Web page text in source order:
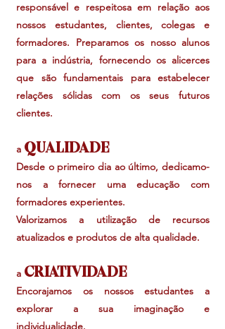
responsável e respeitosa em relação aos
nossos estudantes, clientes, colegas e
formadores. Preparamos os nosso alunos
para a indústria, fornecendo os alicerces
que são fundamentais para estabelecer
relações sólidas com os seus futuros
clientes.
a QUALIDADE
Desde o primeiro dia ao último, dedicamo-
nos a fornecer uma educação com
formadores experientes.
Valorizamos a utilização de recursos
atualizados e produtos de alta qualidade.
a CRIATIVIDADE
Encorajamos os nossos estudantes a
explorar a sua imaginação e
individualidade.